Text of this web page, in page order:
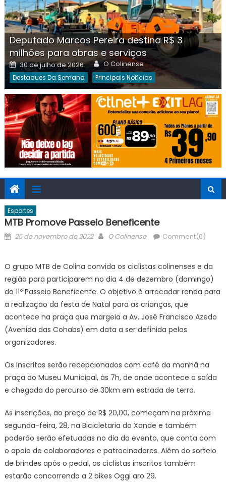
Deputado Marcos Pereira destina R$ 3
milhões para obras e serviços
Posted
on
30 de julho de 2026 Author
O Colinense
Destaques Da Semana Principais Notícias
Esportes
MTB Promove Passeio Beneficente
Posted
25 de novembro de 2022 Author
O Colinense Comment(0)
O grupo MTB de Colina convida os ciclistas colinenses e da
região para participarem no dia 4 de dezembro (domingo)
do 11º Passeio Beneficente. O objetivo é arrecadar renda para
a realização da festa de Natal para as crianças, que
acontece na praça que margeia a Av. José Francisco Azedo
(Avenida das Cohabs) em data a ser definida pelos
organizadores.
Os inscritos serão recepcionados com café da manhã na
praça do Museu Municipal, às 7h, de onde acontece a saída
e chegada do percurso de 30km em estrada de terra.
As inscrições, ao preço de R$ 20,00, começam na próxima
segunda-feira, 28, na Bicicletaria do Xande e também
poderão serão efetuadas no dia do evento, que conta com
o apoio de colaboradores e patrocinadores. Além do sorteio
de brindes após o pedal, os ciclistas inscritos também
estarão concorrendo a 2 bikes Oggi aro 29.